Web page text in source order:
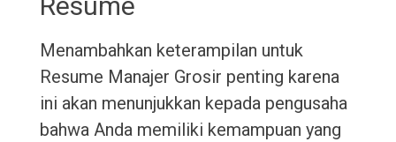
Menambahkan keterampilan untuk
Resume Manajer Grosir penting karena
ini akan menunjukkan kepada pengusaha
bahwa Anda memiliki kemampuan yang